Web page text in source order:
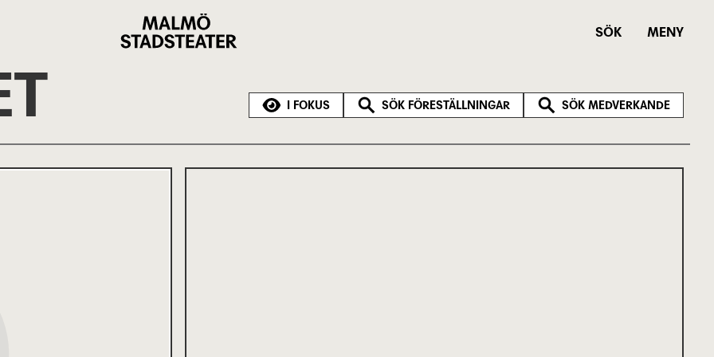
Stadsteater
SÖK MENY
I FOKUS SÖK FÖRESTÄLLNINGAR SÖK MEDVERKANDE